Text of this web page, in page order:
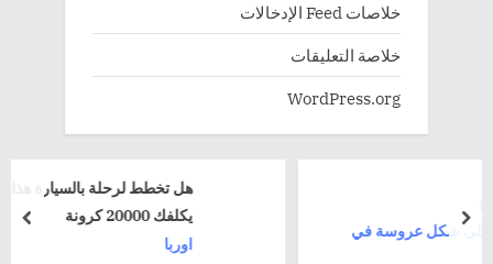
خلاصات Feed الإدخالات
خلاصة التعليقات
WordPress.org
في
هل تخطط لرحلة بالسيارة هذا الصيف؟ خطأ
next